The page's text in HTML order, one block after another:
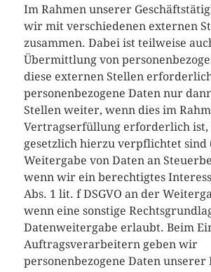
Im Rahmen unserer
wir mit verschiedenen externen
zusammen. Dabei ist teilweise
Übermittlung von
diese externen Stellen
personenbezogene Daten nur
Stellen weiter, wenn dies im
Vertragserfüllung erforderlich
gesetzlich hierzu verpflichtet sind
Weitergabe von Daten an
wenn wir ein berechtigtes
Abs. 1 lit. f DSGVO an der
wenn eine sonstige
Datenweitergabe erlaubt. Beim
Auftragsverarbeitern geben wir
personenbezogene Daten unserer